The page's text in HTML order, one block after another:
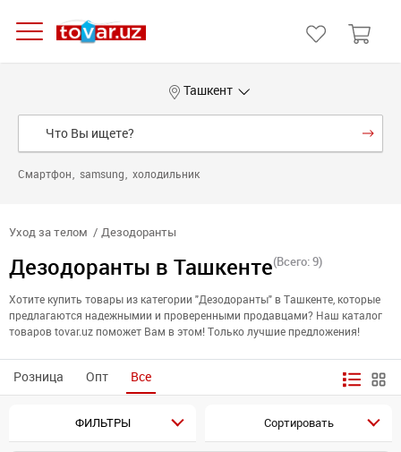
Ташкент
Смартфон samsung холодильник
Уход за телом Дезодоранты
Дезодоранты в Ташкенте(Всего: 9)
Хотите купить товары из категории "Дезодоранты" в Ташкенте, которые
предлагаются надежнымии и проверенными продавцами? Наш каталог
товаров tovar.uz поможет Вам в этом! Только лучшие предложения!
Розница Опт Все
ФИЛЬТРЫ Сортировать